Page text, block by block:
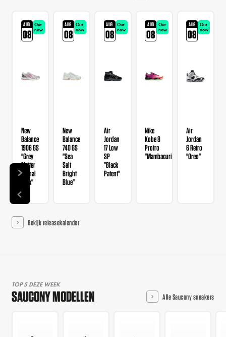
AUG
08
Out
now
New
Balance
1906 GS
"Grey
Matter
Signal
Pink"
AUG
08
Out
now
New
Balance
740 GS
"Sea
Salt
Bright
Blue"
AUG
08
Out
now
Air
Jordan
17 Low
SP
"Black
Patent"
AUG
08
Out
now
Nike
Kobe 8
Protro
"Mambacurial"
AUG
08
Out
now
Air
Jordan
6 Retro
"Oreo"
Bekijk releasekalender
TOP 5 DEZE WEEK
SAUCONY MODELLEN Alle Saucony sneakers